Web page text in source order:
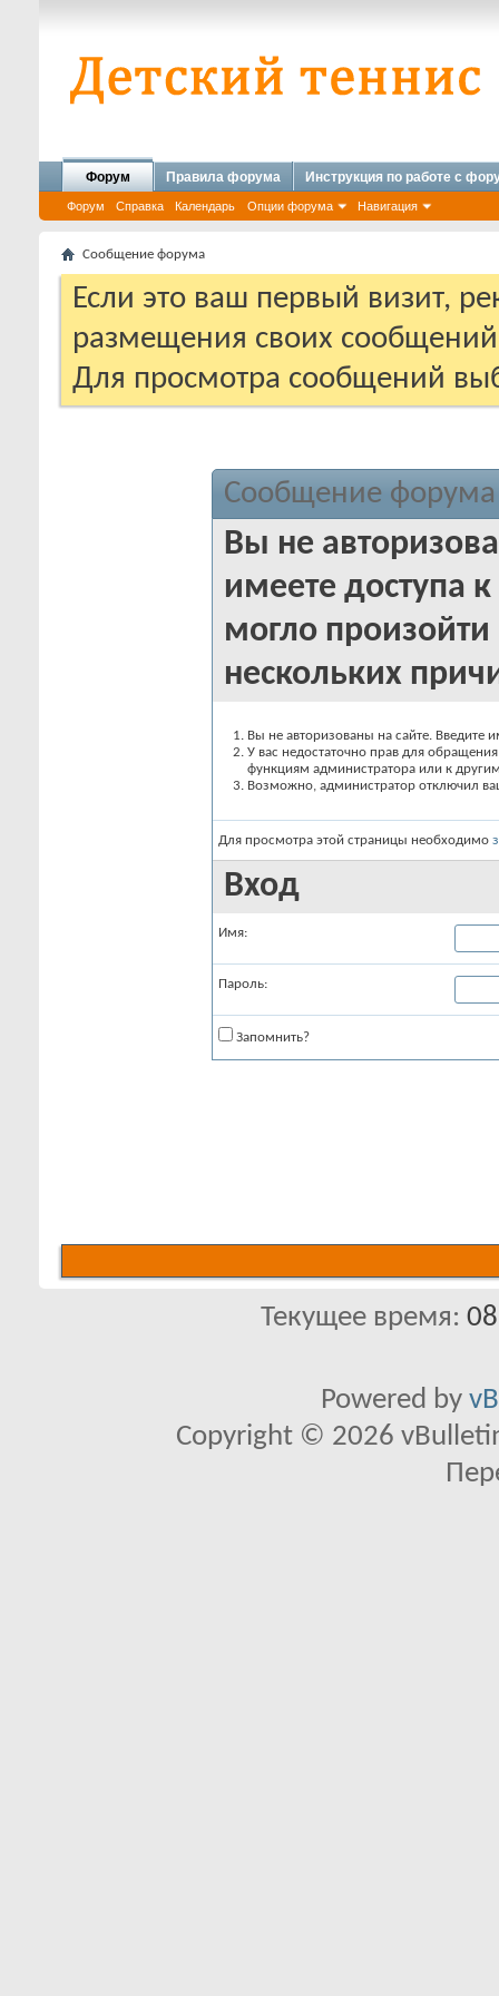
Форум
Форум Справка Календарь Опции форума Навигация
Правила форума Инструкция по работе с
Сообщение форума
Если это ваш первый визит,
размещения своих
Для просмотра сообщений
Сообщение форума
Вы не
имеете доступа
могло
нескольких
Вы не авторизованы на сайте. Введите
У вас недостаточно прав для
функциям администратора или к
Возможно, администратор отключил
Для просмотра этой страницы необходимо
Вход
Имя:
Пароль:
Запомнить?
Текущее время:
Powered by
Copyright © 2026